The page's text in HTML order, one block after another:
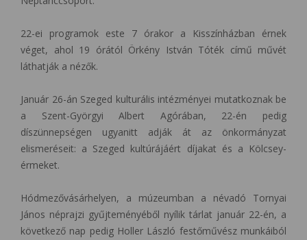
22-ei programok este 7 órakor a Kisszínházban érnek
véget, ahol 19 órától Örkény István Tóték című művét
láthatják a nézők.
Január 26-án Szeged kulturális intézményei mutatkoznak be
a Szent-Györgyi Albert Agórában, 22-én pedig
díszünnepségen ugyanitt adják át az önkormányzat
elismeréseit: a Szeged kultúrájáért díjakat és a Kölcsey-
érmeket.
Hódmezővásárhelyen, a múzeumban a névadó Tornyai
János néprajzi gyűjteményéből nyílik tárlat január 22-én, a
következő nap pedig Holler László festőművész munkáiból